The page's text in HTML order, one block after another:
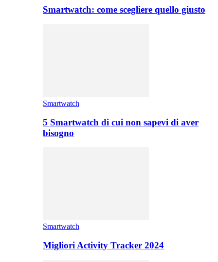
Smartwatch: come scegliere quello giusto
Smartwatch
5 Smartwatch di cui non sapevi di aver
bisogno
Smartwatch
Migliori Activity Tracker 2024